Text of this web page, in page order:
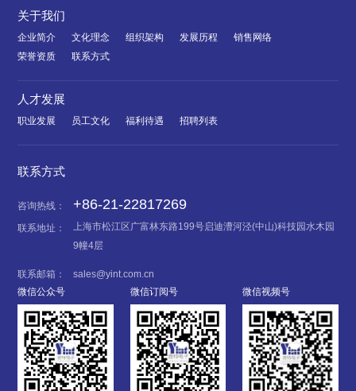
关于我们
企业简介 文化理念 组织架构 发展历程
销售网络
荣誉资质
联系方式
人才发展
职业发展 员工文化 福利待遇 招聘列表
联系方式
咨询热线： +86-21-22817269
联系地址：
上海市松江区广富林东路199号启迪漕河泾(中山)科技园水木园
9幢4层
联系邮箱：
sales@yint.com.cn
微信公众号
微信订阅号 微信视频号